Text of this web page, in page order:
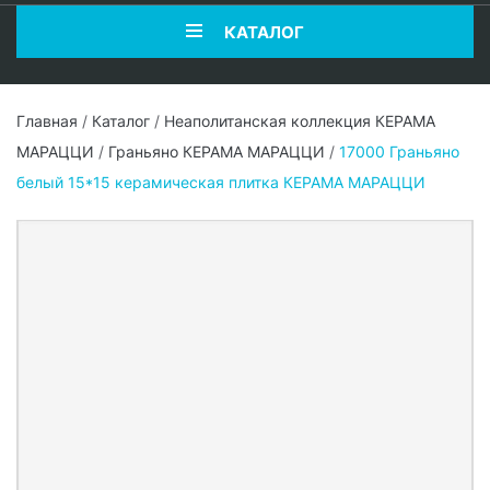
КАТАЛОГ
Главная / Каталог / Неаполитанская коллекция КЕРАМА
МАРАЦЦИ / Граньяно КЕРАМА МАРАЦЦИ / 17000 Граньяно
белый 15*15 керамическая плитка КЕРАМА МАРАЦЦИ